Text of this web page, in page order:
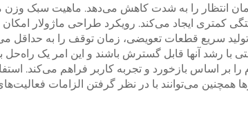
انتظار را به شدت کاهش می‌دهد. ماهیت سبک وزن
کمتری ایجاد می‌کند. رویکرد طراحی ماژولار امکان
سریع قطعات تعویضی، زمان توقف را به حداقل
با رشد آنها قابل گسترش باشند و این امر یک
بر اساس بازخورد و تجربه کاربر فراهم می‌کند.
همچنین می‌توانند با در نظر گرفتن الزامات